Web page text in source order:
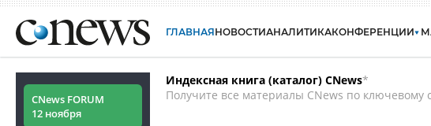
ГЛАВНАЯНОВОСТИАНАЛИТИКАКОНФЕРЕНЦИИ
CNews FORUM
12 ноября
Индексная книга (каталог) CNews*
Получите все материалы CNews по ключевому